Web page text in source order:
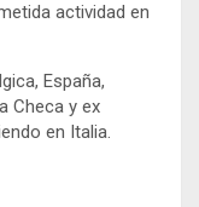
actividad en
España,
Checa y ex
en Italia.